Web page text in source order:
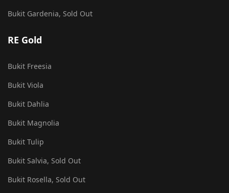
Bukit Gardenia, Sold Out
RE Gold
Bukit Freesia
Bukit Viola
Bukit Dahlia
Bukit Magnolia
Bukit Tulip
Bukit Salvia, Sold Out
Bukit Rosella, Sold Out